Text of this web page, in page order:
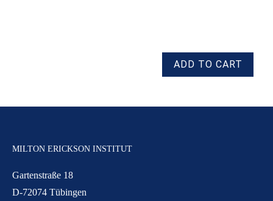
MILTON ERICKSON INSTITUT
Gartenstraße 18
D-72074 Tübingen